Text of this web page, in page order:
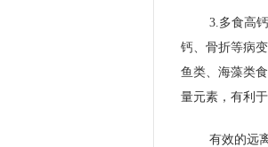
3.多食高
钙、骨折等病
鱼类、海藻类
量元素，有利
有效的远